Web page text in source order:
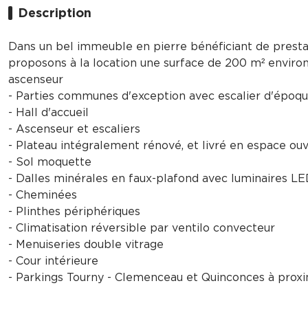
Description
Dans un bel immeuble en pierre bénéficiant de
proposons à la location une surface de 200 m²
ascenseur
- Parties communes d'exception avec escalier
- Hall d'accueil
- Ascenseur et escaliers
- Plateau intégralement rénové, et livré en espace
- Sol moquette
- Dalles minérales en faux-plafond avec luminaires
- Cheminées
- Plinthes périphériques
- Climatisation réversible par ventilo convecteur
- Menuiseries double vitrage
- Cour intérieure
- Parkings Tourny - Clemenceau et Quinconces à